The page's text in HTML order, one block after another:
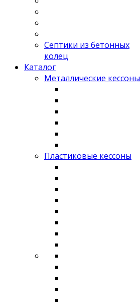
Септики из бетонных
колец
Каталог
Металлические кессоны
Пластиковые кессоны